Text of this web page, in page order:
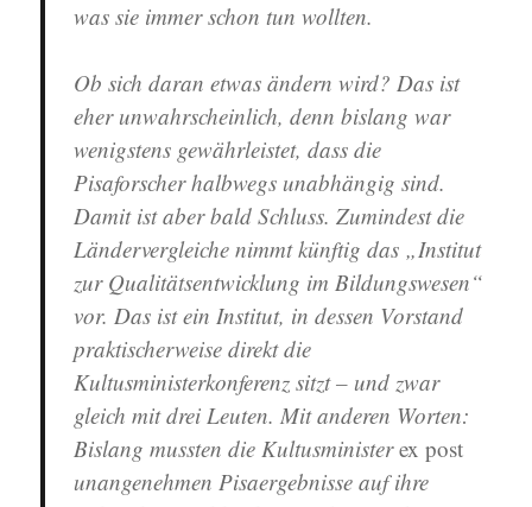
was sie immer schon tun wollten.
Ob sich daran etwas ändern wird? Das ist
eher unwahrscheinlich, denn bislang war
wenigstens gewährleistet, dass die
Pisaforscher halbwegs unabhängig sind.
Damit ist aber bald Schluss. Zumindest die
Ländervergleiche nimmt künftig das „Institut
zur Qualitätsentwicklung im Bildungswesen“
vor. Das ist ein Institut, in dessen Vorstand
praktischerweise direkt die
Kultusministerkonferenz sitzt – und zwar
gleich mit drei Leuten. Mit anderen Worten:
Bislang mussten die Kultusministerex post
unangenehmen Pisaergebnisse auf ihre